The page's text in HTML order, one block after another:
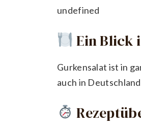
undefined
Ein Blick
Gurkensalat ist in
auch in